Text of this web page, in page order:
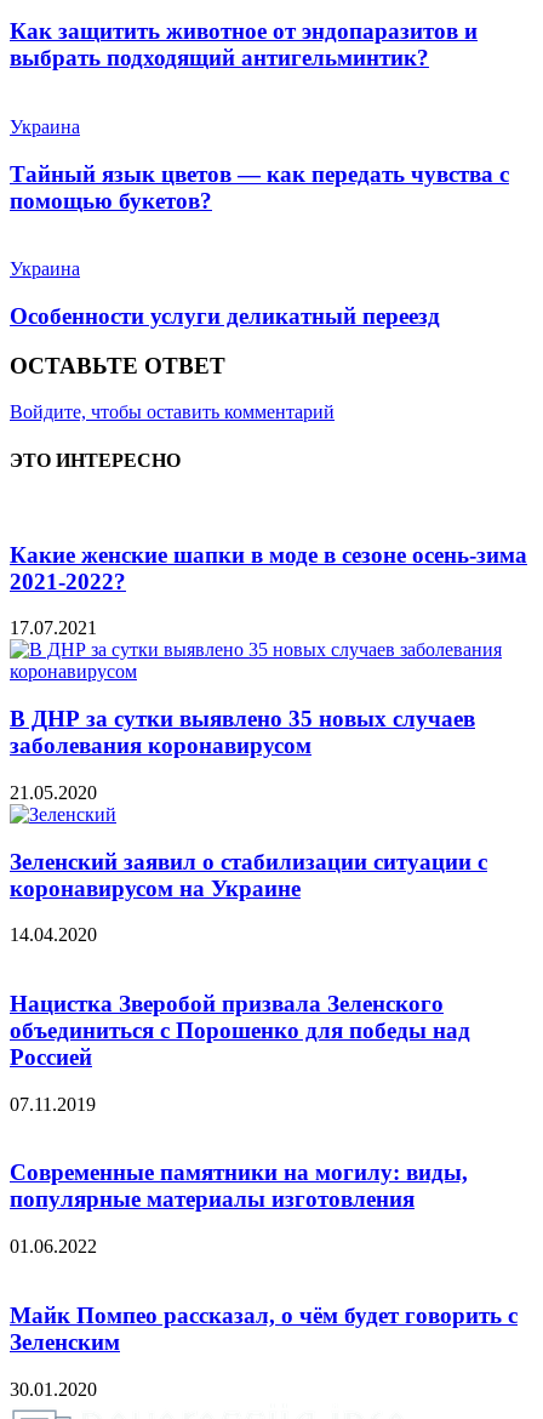
Как защитить животное от эндопаразитов и
выбрать подходящий антигельминтик?
Украина
Тайный язык цветов — как передать чувства с
помощью букетов?
Украина
Особенности услуги деликатный переезд
ОСТАВЬТЕ ОТВЕТ
Войдите, чтобы оставить комментарий
ЭТО ИНТЕРЕСНО
Какие женские шапки в моде в сезоне осень-зима
2021-2022?
17.07.2021
В ДНР за сутки выявлено 35 новых случаев
заболевания коронавирусом
21.05.2020
Зеленский заявил о стабилизации ситуации с
коронавирусом на Украине
14.04.2020
Нацистка Зверобой призвала Зеленского
объединиться с Порошенко для победы над
Россией
07.11.2019
Современные памятники на могилу: виды,
популярные материалы изготовления
01.06.2022
Майк Помпео рассказал, о чём будет говорить с
Зеленским
30.01.2020